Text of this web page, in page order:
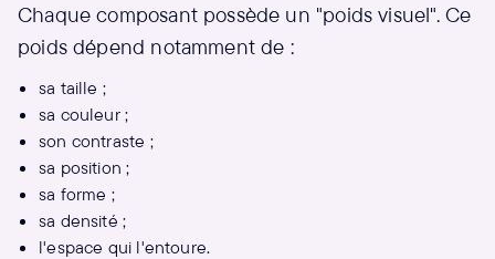
Chaque composant possède un "poids visuel". Ce
poids dépend notamment de :
sa taille ;
sa couleur ;
son contraste ;
sa position ;
sa forme ;
sa densité ;
l'espace qui l'entoure.